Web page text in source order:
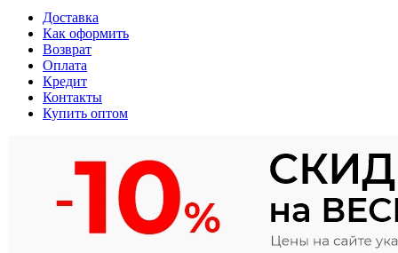
Доставка
Как оформить
Возврат
Оплата
Кредит
Контакты
Купить оптом